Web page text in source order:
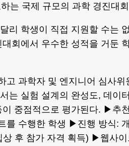
는 국제 규모의 과학 경진대
리 학생이 직접 지원할 수는
회에서 우수한 성적을 거둔
고 과학자 및 엔지니어 심사위
는 실험 설계의 완성도, 데이
중점적으로 평가된다. ▶추
를 수행한 학생 ▶진행 방식:
상 후 참가 자격 획득) ▶웹사이